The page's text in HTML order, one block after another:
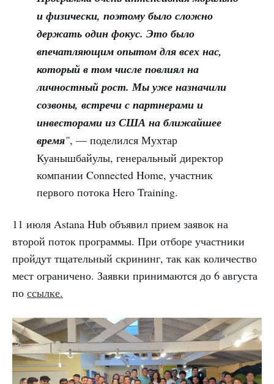
и физически, поэтому было сложно
держать один фокус. Это было
впечатляющим опытом для всех нас,
который в том числе повлиял на
личностный рост. Мы уже назначили
созвоны, встречи с партнерами и
инвесторами из США на ближайшее
время", — поделился Мухтар
Куанышбайулы, генеральный директор
компании Connected Home, участник
первого потока Hero Training.
11 июля Astana Hub объявил прием заявок на
второй поток программы. При отборе участники
пройдут тщательный скрининг, так как количество
мест ограничено. Заявки принимаются до 6 августа
по ссылке.